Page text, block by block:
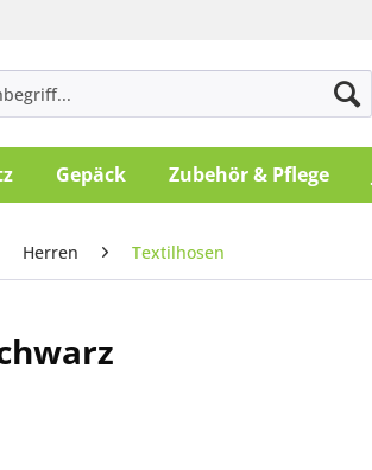
Gepäck Zubehör & Pflege
Herren Textilhosen